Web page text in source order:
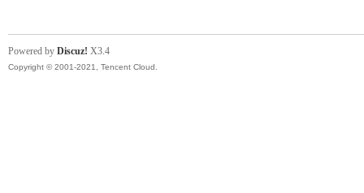
Powered by Discuz! X3.4
Copyright © 2001-2021, Tencent Cloud.